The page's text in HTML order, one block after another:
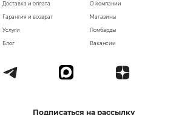
О компании
Магазины
Ломбарды
Вакансии
Доставка и оплата
Гарантия и возврат
Услуги
Блог
Подписаться на рассылку